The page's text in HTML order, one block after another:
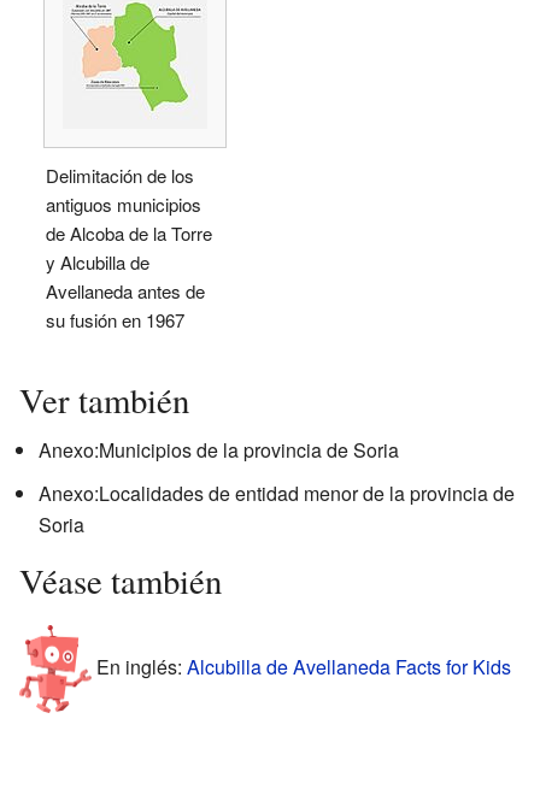
Delimitación de los
antiguos municipios
de Alcoba de la Torre
y Alcubilla de
Avellaneda antes de
su fusión en 1967
Ver también
Anexo:Municipios de la provincia de Soria
Anexo:Localidades de entidad menor de la provincia de
Soria
Véase también
En inglés: Alcubilla de Avellaneda Facts for Kids